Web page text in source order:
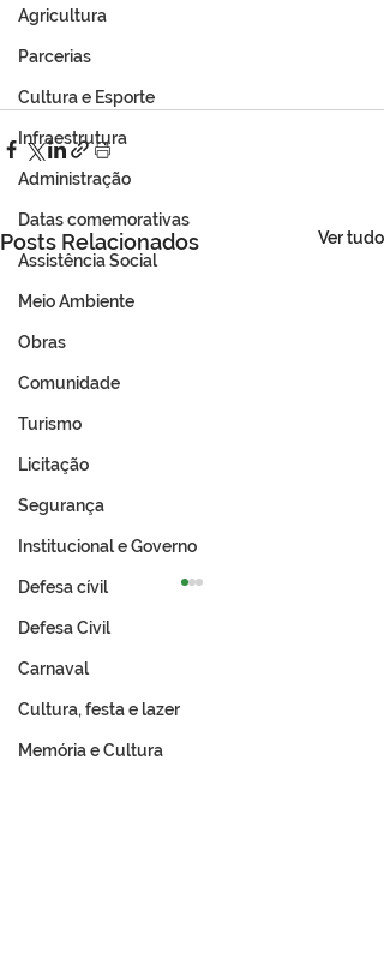
Agricultura
Parcerias
Cultura e Esporte
Infraestrutura
Administração
Datas comemorativas
Assistência Social
Meio Ambiente
Obras
Comunidade
Turismo
Licitação
Segurança
Institucional e Governo
Defesa cívil
Defesa Civil
Carnaval
Cultura, festa e lazer
Memória e Cultura
Posts Relacionados Ver tudo